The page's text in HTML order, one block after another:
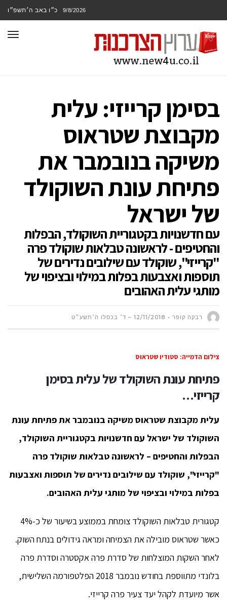
9/8/2026 כ״ו באב ה׳תשפ״ו
בסימן קרייזי: עלית
מקבוצת שטראוס
משיקה בנובמבר את
פתיחת עונת השוקולד
של ישראל
עם חדשנויות בקטגוריית השוקולד, הבפלות
והחטיפים - לראשונה טבלאות שוקולד פרה
"קרייזי", שוקולד עם שילובים נדירים של
תוספות ואצבעות בפלות במילוי ובציפוי של
מותגי עלית האהובים
רבקה קופר 12/11/2018 – ד׳ בכסלו ה׳תשע״ט
צילום הדמייה: סטודיו שטראוס
פתיחת עונת השוקולד של עלית בסימן
קרייזי…
עלית מקבוצת שטראוס משיקה בנובמבר את פתיחת עונת
השוקולד של ישראל עם חדשנויות בקטגוריית השוקולד,
הבפלות והחטיפים – לראשונה טבלאות שוקולד פרה
"קרייזי", שוקולד עם שילובים נדירים של תוספות ואצבעות
בפלות במילוי ובציפוי של מותגי עלית האהובים.
קטגורית טבלאות השוקולד צומחת בממוצע בשיעור של כ-4%
כאשר שטראוס מובילה את הצמיחה ומראה גידולים בנתח השוק.
לאחר השקות המוצלחות של סדרת פרה אקסטרה וסדרת פרה
בלונדי מתווספת בחודש נובמבר 2018 הפלטפורמה השלישית,
אשר מיועדת לקהל יעד צעיר פרה קרייזי.